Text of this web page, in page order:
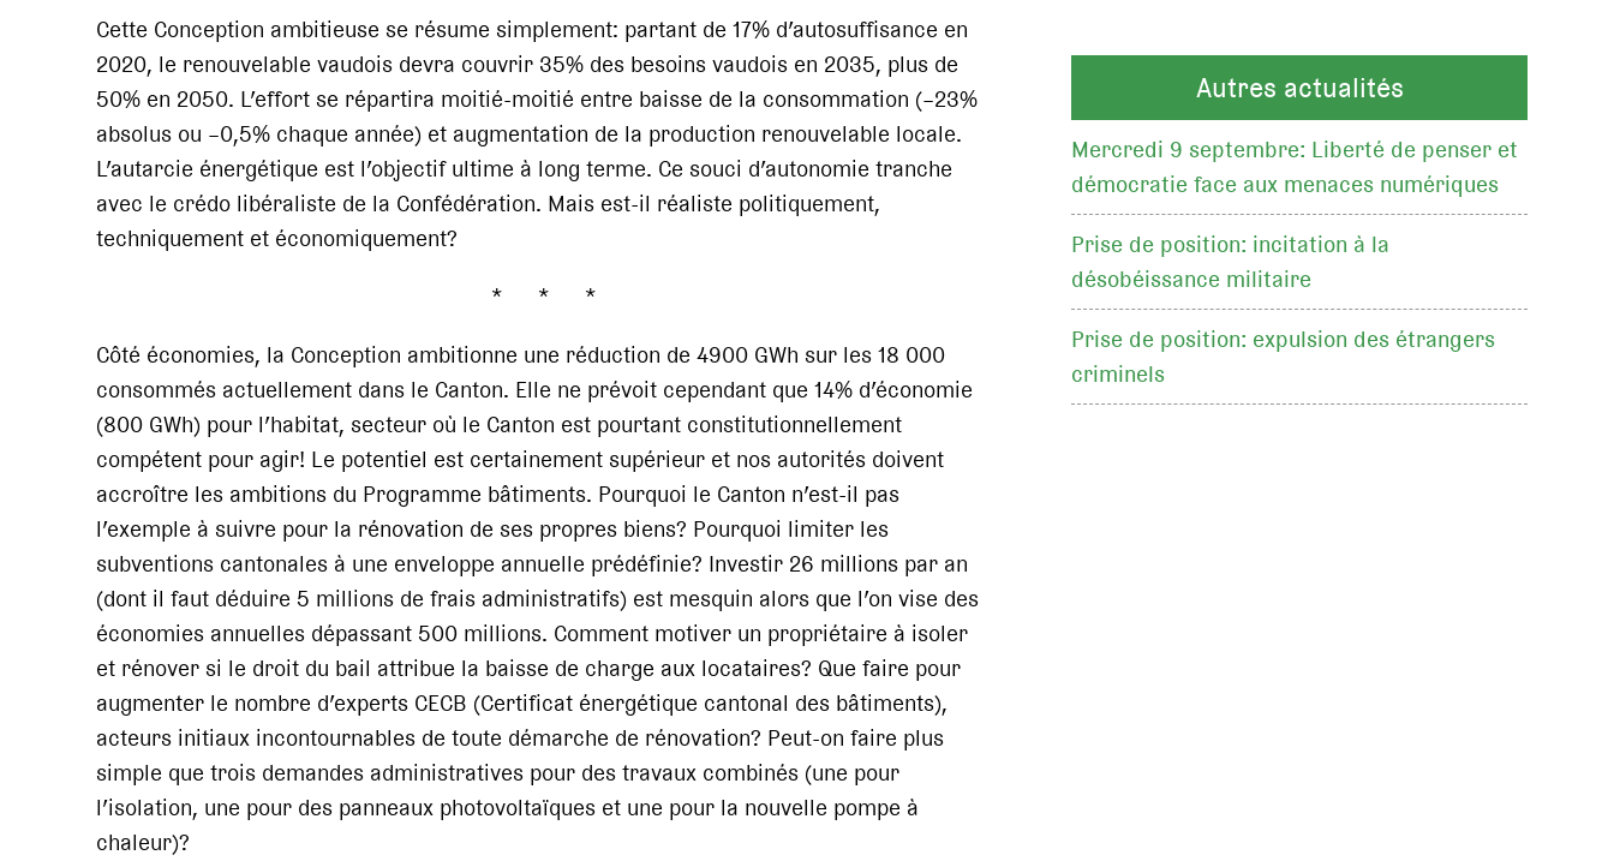
Cette Conception ambitieuse se résume simplement: partant de 17% d’autosuffisance en
2020, le renouvelable vaudois devra couvrir 35% des besoins vaudois en 2035, plus de
50% en 2050. L’effort se répartira moitié-moitié entre baisse de la consommation (–23%
absolus ou –0,5% chaque année) et augmentation de la production renouvelable locale.
L’autarcie énergétique est l’objectif ultime à long terme. Ce souci d’autonomie tranche
avec le crédo libéraliste de la Confédération. Mais est-il réaliste politiquement,
techniquement et économiquement?
* * *
Côté économies, la Conception ambitionne une réduction de 4900 GWh sur les 18 000
consommés actuellement dans le Canton. Elle ne prévoit cependant que 14% d’économie
(800 GWh) pour l’habitat, secteur où le Canton est pourtant constitutionnellement
compétent pour agir! Le potentiel est certainement supérieur et nos autorités doivent
accroître les ambitions du Programme bâtiments. Pourquoi le Canton n’est-il pas
l’exemple à suivre pour la rénovation de ses propres biens? Pourquoi limiter les
subventions cantonales à une enveloppe annuelle prédéfinie? Investir 26 millions par an
(dont il faut déduire 5 millions de frais administratifs) est mesquin alors que l’on vise des
économies annuelles dépassant 500 millions. Comment motiver un propriétaire à isoler
et rénover si le droit du bail attribue la baisse de charge aux locataires? Que faire pour
augmenter le nombre d’experts CECB (Certificat énergétique cantonal des bâtiments),
acteurs initiaux incontournables de toute démarche de rénovation? Peut-on faire plus
simple que trois demandes administratives pour des travaux combinés (une pour
l’isolation, une pour des panneaux photovoltaïques et une pour la nouvelle pompe à
chaleur)?
Autres actualités
Mercredi 9 septembre: Liberté de penser et
démocratie face aux menaces numériques
Prise de position: incitation à la
désobéissance militaire
Prise de position: expulsion des étrangers
criminels